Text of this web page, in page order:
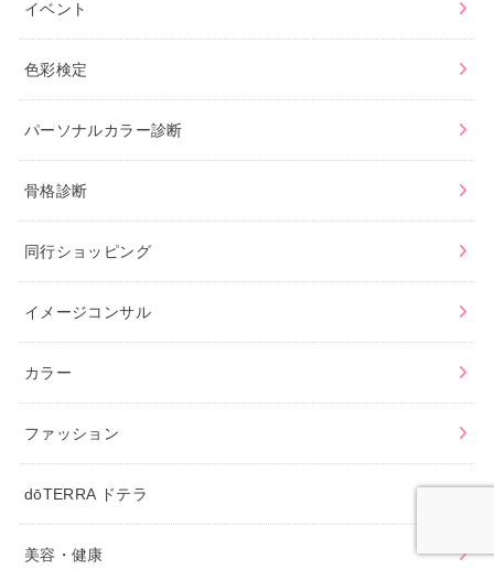
イベント
色彩検定
パーソナルカラー診断
骨格診断
同行ショッピング
イメージコンサル
カラー
ファッション
dōTERRA ドテラ
美容・健康